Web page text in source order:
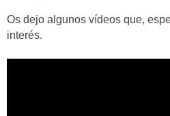
Os dejo algunos vídeos que,
interés.